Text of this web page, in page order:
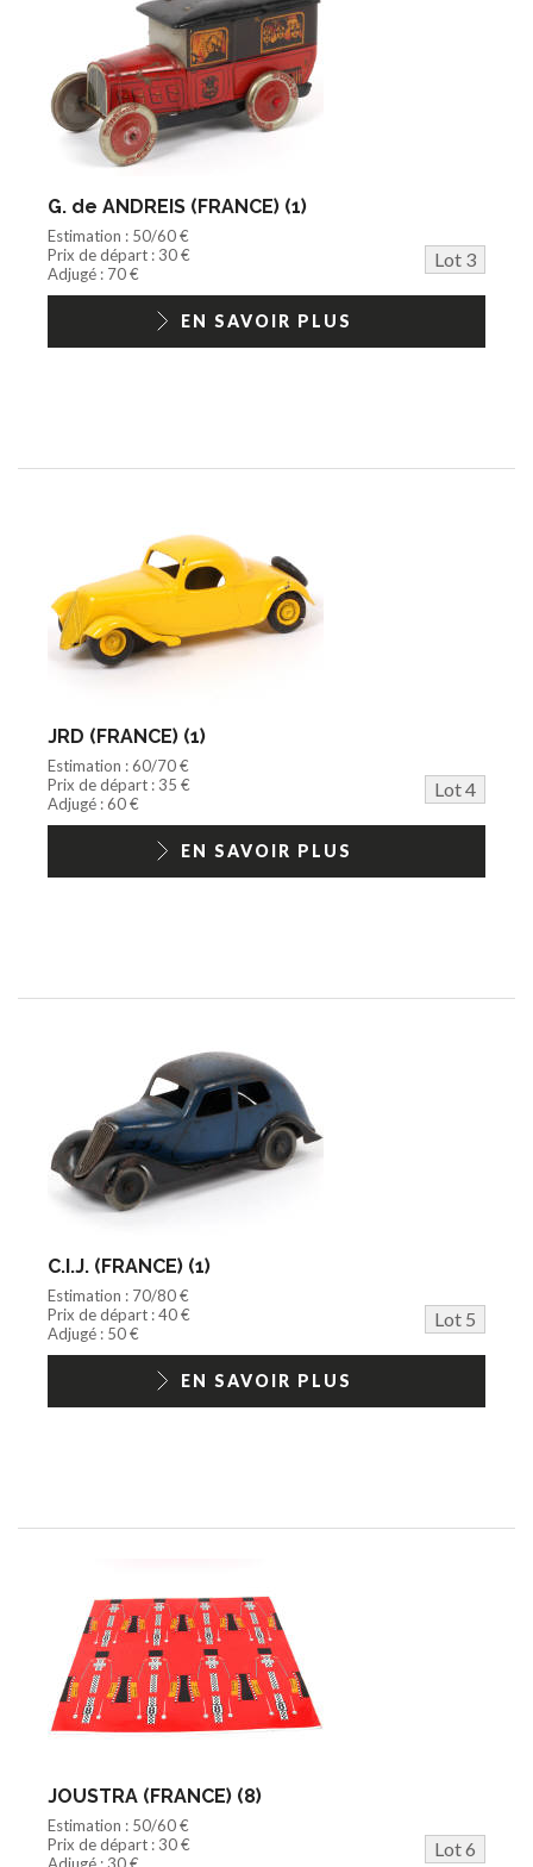
G. de ANDREIS (FRANCE) (1)
Estimation : 50/60 €
Prix de départ : 30 €
Lot 3
Adjugé : 70 €
EN SAVOIR PLUS
JRD (FRANCE) (1)
Estimation : 60/70 €
Prix de départ : 35 €
Lot 4
Adjugé : 60 €
EN SAVOIR PLUS
C.I.J. (FRANCE) (1)
Estimation : 70/80 €
Prix de départ : 40 €
Lot 5
Adjugé : 50 €
EN SAVOIR PLUS
JOUSTRA (FRANCE) (8)
Estimation : 50/60 €
Prix de départ : 30 €
Lot 6
Adjugé : 30 €